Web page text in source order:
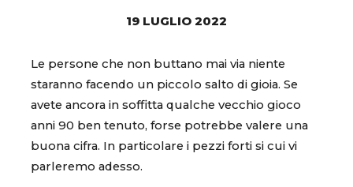
19 LUGLIO 2022
Le persone che non buttano mai via niente
staranno facendo un piccolo salto di gioia. Se
avete ancora in soffitta qualche vecchio gioco
anni 90 ben tenuto, forse potrebbe valere una
buona cifra. In particolare i pezzi forti si cui vi
parleremo adesso.